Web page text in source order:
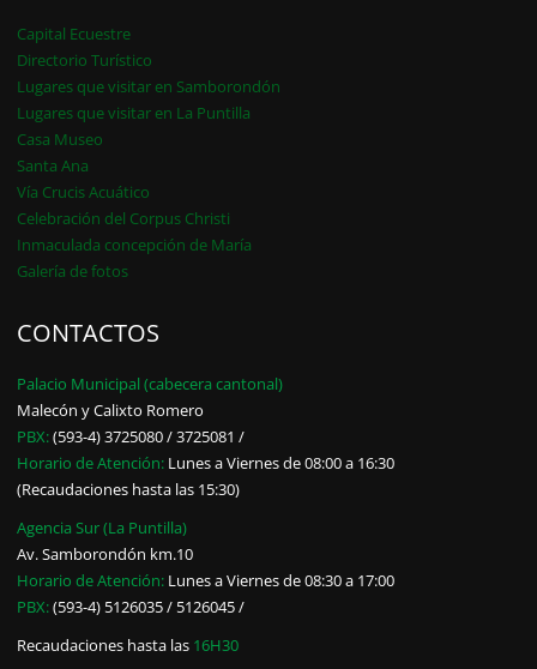
Capital Ecuestre
Directorio Turístico
Lugares que visitar en Samborondón
Lugares que visitar en La Puntilla
Casa Museo
Santa Ana
Vía Crucis Acuático
Celebración del Corpus Christi
Inmaculada concepción de María
Galería de fotos
CONTACTOS
Palacio Municipal (cabecera cantonal)
Malecón y Calixto Romero
PBX:(593-4) 3725080 / 3725081 /
Horario de Atención: Lunes a Viernes de 08:00 a 16:30
(Recaudaciones hasta las 15:30)
Agencia Sur (La Puntilla)
Av. Samborondón km.10
Horario de Atención: Lunes a Viernes de 08:30 a 17:00
PBX:(593-4) 5126035 / 5126045 /
Recaudaciones hasta las 16H30